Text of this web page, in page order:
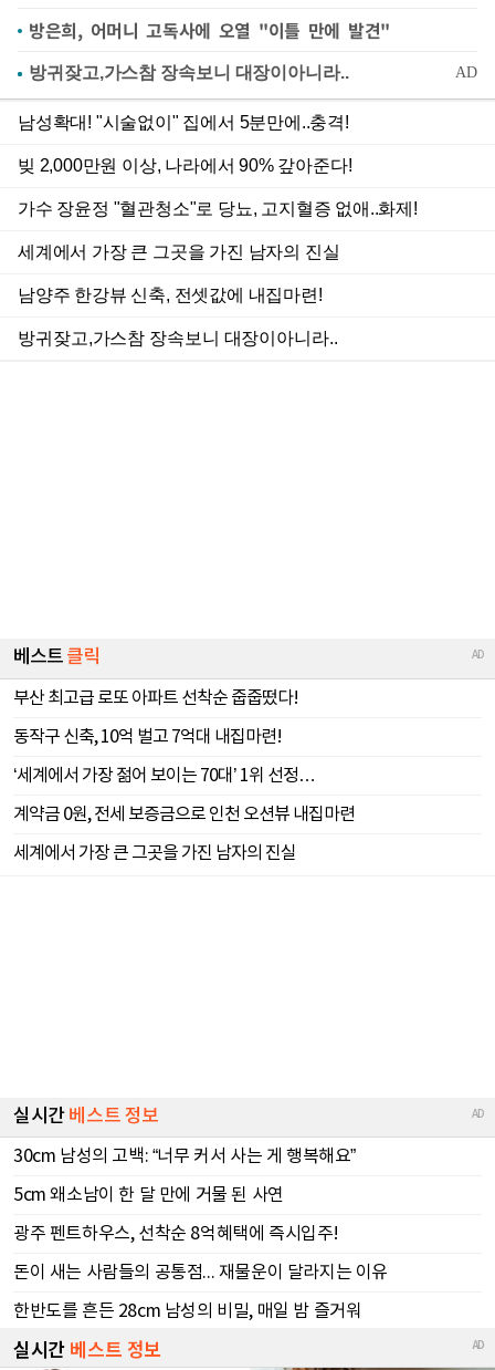
방은희, 어머니 고독사에 오열 "이틀 만에 발견"